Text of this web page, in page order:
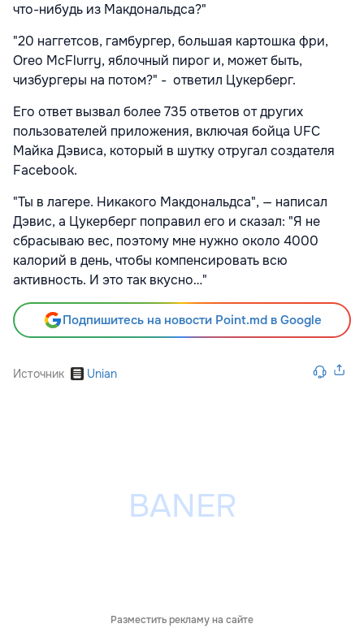
что-нибудь из Макдональдса?"
"20 наггетсов, гамбургер, большая картошка фри,
Oreo McFlurry, яблочный пирог и, может быть,
чизбургеры на потом?" - ответил Цукерберг.
Его ответ вызвал более 735 ответов от других
пользователей приложения, включая бойца UFC
Майка Дэвиса, который в шутку отругал создателя
Facebook.
"Ты в лагере. Никакого Макдональдса", — написал
Дэвис, а Цукерберг поправил его и сказал: "Я не
сбрасываю вес, поэтому мне нужно около 4000
калорий в день, чтобы компенсировать всю
активность. И это так вкусно…"
Подпишитесь на новости Point.md в Google
Источник Unian
Разместить рекламу на сайте